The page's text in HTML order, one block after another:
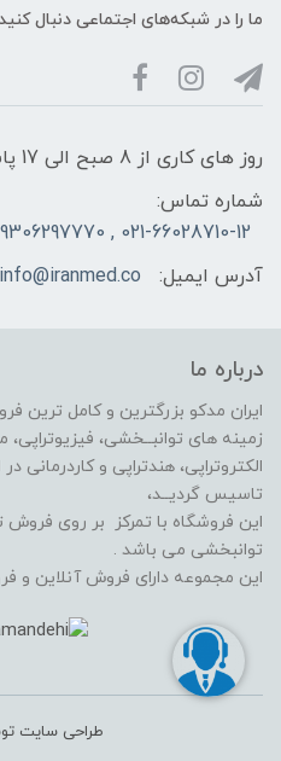
ما را در شبکه‌های اجتماعی دنبال
روز های کاری از 8 صبح الی 17 پاسخگوی شما هستیم
شماره تماس:
021-66028710-12 , 09306297770 , 09104948010
آدرس ایمیل:
info@iranmed.co
درباره ما
ایران مدکو بزرگترین و کامل ترین
زمینه های توانبــخشی، فیزیوتراپی،
تاسیس گردیــد،
این فروشگاه با تمرکز بر روی
توانبخشی می باشد .
این مجموعه دارای فروش آنلاین
طراحی سایت